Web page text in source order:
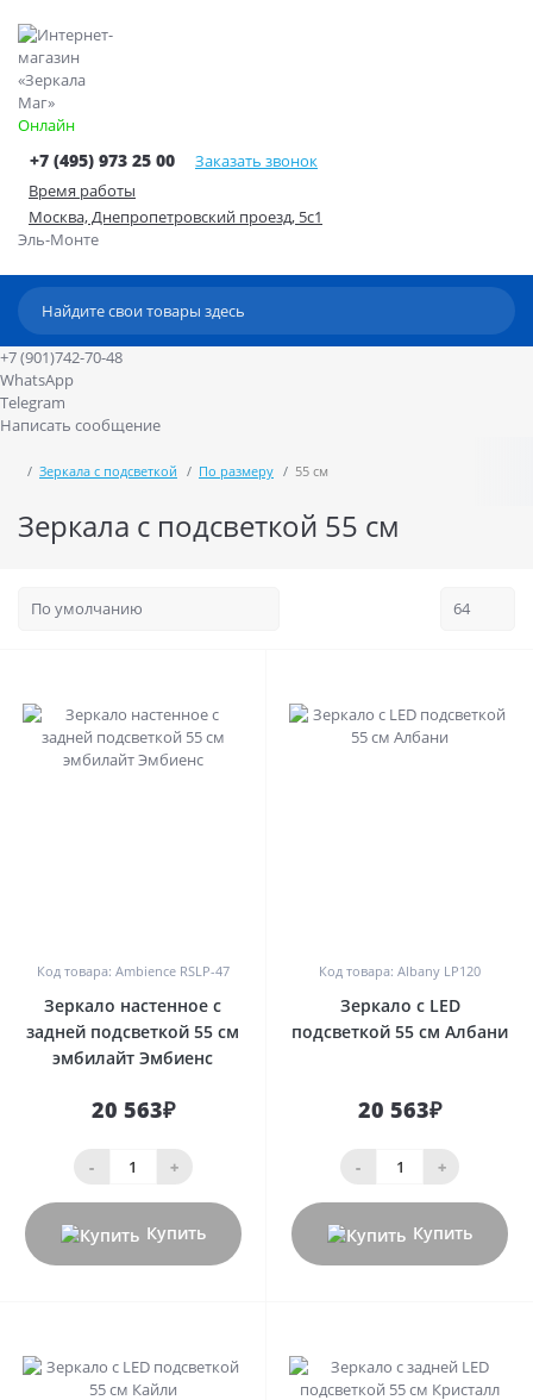
Онлайн
+7 (495) 973 25 00
Заказать звонок
Время работы
Москва, Днепропетровский проезд, 5с1
Эль-Монте
+7 (901)742-70-48
WhatsApp
Telegram
Написать сообщение
Зеркала с подсветкой По размеру 55 см
Зеркала с подсветкой 55 см
Код товара: Ambience RSLP-47
Зеркало настенное с
задней подсветкой 55 см
эмбилайт Эмбиенс
20 563₽
- +
Купить
Код товара: Albany LP120
Зеркало с LED
подсветкой 55 см Албани
20 563₽
- +
Купить